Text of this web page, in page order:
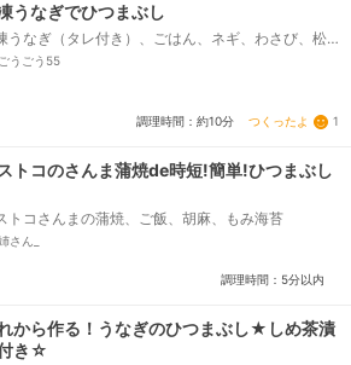
うなぎでひつまぶし
うなぎ（タレ付き）、ごはん、ネギ、わさび、松
お吸い物
うごう55
調理時間：約10分 つくったよ 1
トコのさんま蒲焼de時短!簡単!ひつまぶし
トコさんまの蒲焼、ご飯、胡麻、もみ海苔
さん_
調理時間：5分以内
から作る！うなぎのひつまぶし★しめ茶漬
き☆